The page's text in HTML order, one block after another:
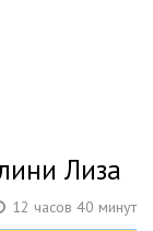
Лиза
12 часов 40 минут